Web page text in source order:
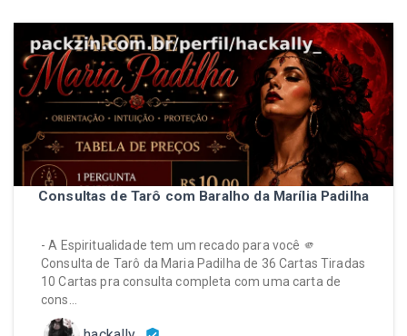
Consultas de Tarô com Baralho da Marília Padilha
- A Espiritualidade tem um recado para você 🫵
Consulta de Tarô da Maria Padilha de 36 Cartas Tiradas
10 Cartas pra consulta completa com uma carta de
cons…